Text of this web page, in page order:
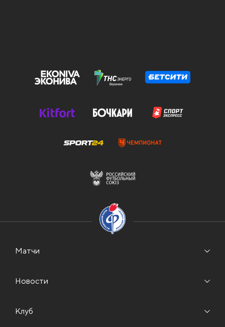
Матчи
Новости
Клуб